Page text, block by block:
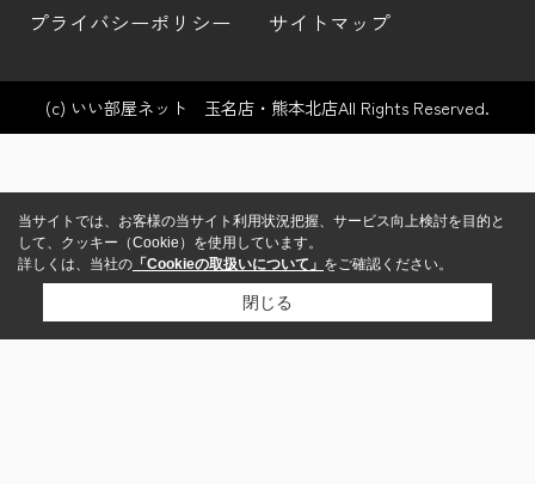
プライバシーポリシー
サイトマップ
(c) いい部屋ネット 玉名店・熊本北店All Rights Reserved.
当サイトでは、お客様の当サイト利用状況把握、サービス向上検討を目的と
して、クッキー（Cookie）を使用しています。
詳しくは、当社の 「Cookieの取扱いについて」 をご確認ください。
閉じる